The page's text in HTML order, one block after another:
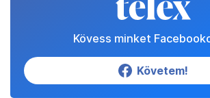
Kövess minket
Követem!